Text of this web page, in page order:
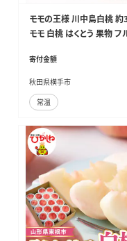
モモの王様 川中島白桃 約
モモ 白桃 はくとう 果物
寄付金額
秋田県横手市
常温